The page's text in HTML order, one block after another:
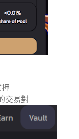
押
交易對